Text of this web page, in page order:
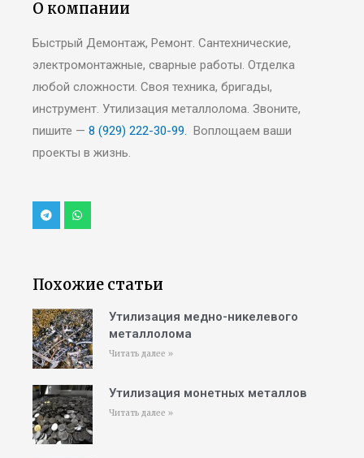
О компании
Быстрый Демонтаж, Ремонт. Сантехнические,
электромонтажные, сварные работы. Отделка
любой сложности. Своя техника, бригады,
инструмент. Утилизация металлолома. Звоните,
пишите — 8 (929) 222-30-99. Воплощаем ваши
проекты в жизнь.
Похожие статьи
Утилизация медно-никелевого
металлолома
Читать далее »
Утилизация монетных металлов
Читать далее »